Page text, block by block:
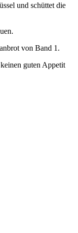
und schüttet die
von Band 1.
guten Appetit